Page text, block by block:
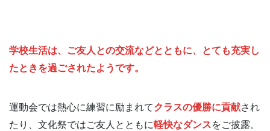
学校生活は、ご友人との交流などとともに、とても充実し
たときを過ごされたようです。
運動会では熱心に練習に励まれてクラスの優勝に貢献され
たり、文化祭ではご友人とともに軽快なダンスをご披露。